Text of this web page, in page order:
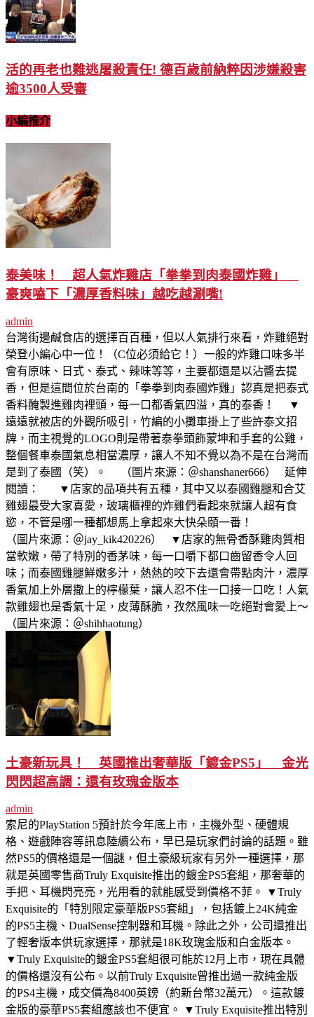
活的再老也難逃屠殺責任! 德百歲前納粹因涉嫌殺害
逾3500人受審
小編推介
泰美味！ 超人氣炸雞店「拳拳到肉泰國炸雞」
豪爽嗑下「濃厚香料味」越吃越涮嘴!
admin
台灣街邊鹹食店的選擇百百種，但以人氣排行來看，炸雞絕對
榮登小編心中一位！（C位必須給它！）一般的炸雞口味多半
會有原味、日式、泰式、辣味等等，主要都還是以沾醬去提
香，但是這間位於台南的「拳拳到肉泰國炸雞」認真是把泰式
香料醃製進雞肉裡頭，每一口都香氣四溢，真的泰香！ ▼
遠遠就被店的外觀所吸引，竹編的小攤車掛上了些許泰文招
牌，而主視覺的LOGO則是帶著泰拳頭飾蒙坤和手套的公雞，
整個餐車泰國氣息相當濃厚，讓人不知不覺以為不是在台灣而
是到了泰國（笑）。 （圖片來源：＠shanshaner666） 延伸
閱讀： ▼店家的品項共有五種，其中又以泰國雞腿和合艾
雞翅最受大家喜愛，玻璃櫃裡的炸雞們看起來就讓人超有食
慾，不管是哪一種都想馬上拿起來大快朵頤一番！
（圖片來源：＠jay_kik420226） ▼店家的無骨香酥雞肉質相
當軟嫩，帶了特別的香茅味，每一口嚼下都口齒留香令人回
味；而泰國雞腿鮮嫩多汁，熱熱的咬下去還會帶點肉汁，濃厚
香氣加上外層撒上的檸檬葉，讓人忍不住一口接一口吃！人氣
款雞翅也是香氣十足，皮薄酥脆，孜然風味一吃絕對會愛上～
（圖片來源：＠shihhaotung）
土豪新玩具！ 英國推出奢華版「鍍金PS5」 金光
閃閃超高調：還有玫瑰金版本
admin
索尼的PlayStation 5預計於今年底上市，主機外型、硬體規
格、遊戲陣容等訊息陸續公布，早已是玩家們討論的話題。雖
然PS5的價格還是一個謎，但土豪級玩家有另外一種選擇，那
就是英國零售商Truly Exquisite推出的鍍金PS5套組，那奢華的
手把、耳機閃亮亮，光用看的就能感受到價格不菲。 ▼Truly
Exquisite的「特別限定豪華版PS5套組」，包括鍍上24K純金
的PS5主機、DualSense控制器和耳機。除此之外，公司還推出
了輕奢版本供玩家選擇，那就是18K玫瑰金版和白金版本。
▼Truly Exquisite的鍍金PS5套組很可能於12月上市，現在具體
的價格還沒有公布。以前Truly Exquisite曾推出過一款純金版
的PS4主機，成交價為8400英鎊（約新台幣32萬元）。這款鍍
金版的豪華PS5套組應該也不便宜。 ▼Truly Exquisite推出特別